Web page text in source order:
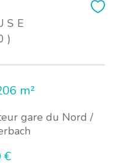
m²
gare du Nord /
€